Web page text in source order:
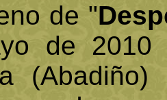
de "
de